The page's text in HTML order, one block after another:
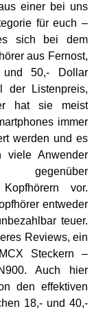
einer bei uns
für euch –
sich bei dem
aus Fernost,
50,- Dollar
der Listenpreis,
hat sie meist
immer
werden und es
viele Anwender
gegenüber
Kopfhörern vor.
entweder
teuer.
Reviews, ein
Steckern –
Auch hier
den effektiven
18,- und 40,-